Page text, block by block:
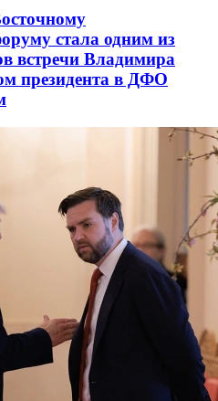
стала одним из
встречи Владимира
президента в ДФО